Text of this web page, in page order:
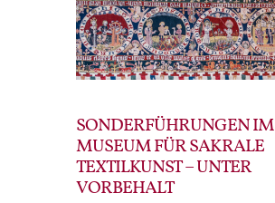
SONDERFÜHRUNGEN IM
MUSEUM FÜR SAKRALE
TEXTILKUNST – UNTER
VORBEHALT